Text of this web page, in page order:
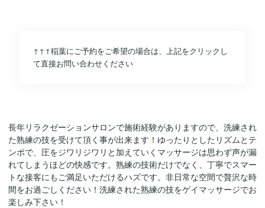
↑↑↑稲葉にご予約をご希望の場合は、上記をクリックし
て直接お問い合わせください
長年リラクゼーションサロンで施術経験がありますので、洗練され
た熟練の技を受けて頂く事が出来ます！ゆったりとしたリズムとテ
ンポで、圧をジワリジワリと加えていくマッサージは思わず声が漏
れてしまうほどの快感です。熟練の技術だけでなく、丁寧でスマー
トな接客にもご満足いただけるハズです。非日常な空間で贅沢な時
間をお過ごしください！洗練された熟練の技をゲイマッサージでお
楽しみ下さい！